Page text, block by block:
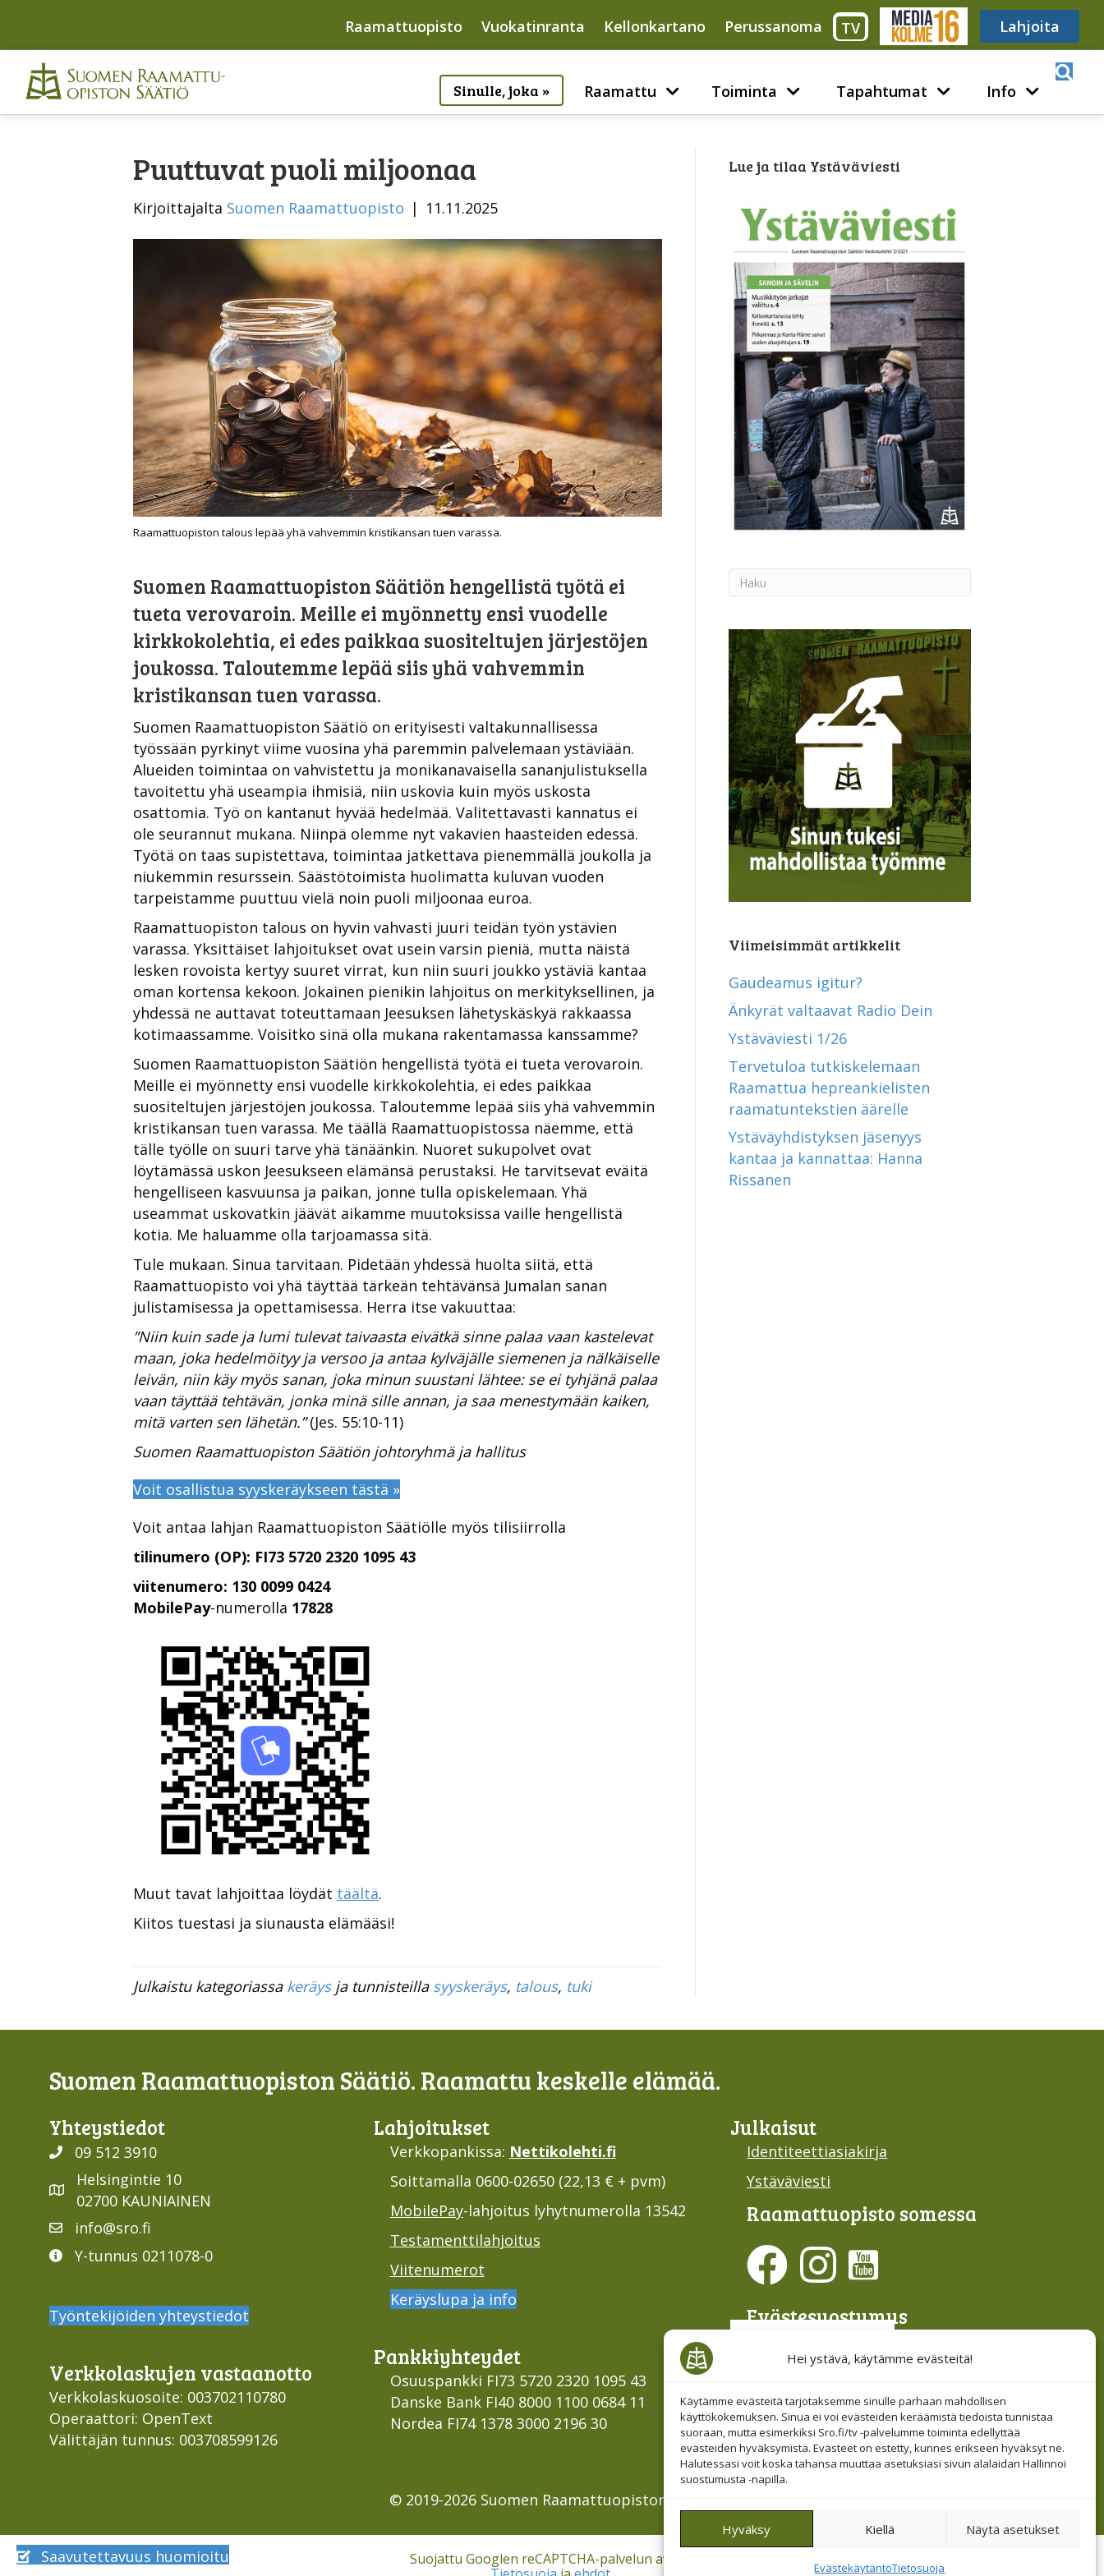
Hei ystävä, käytämme evästeitä!
Käytämme evästeitä tarjotaksemme sinulle parhaan mahdollisen
käyttökokemuksen. Sinua ei voi evästeiden keräämistä tiedoista tunnistaa
suoraan, mutta esimerkiksi Sro.fi/tv -palvelumme toiminta edellyttää
evästeiden hyväksymistä. Evästeet on estetty, kunnes erikseen hyväksyt ne.
Halutessasi voit koska tahansa muuttaa asetuksiasi sivun alalaidan Hallinnoi
suostumusta -napilla.
Hyväksy Kiellä Näytä asetukset
EvästekäytäntöTietosuoja
Raamattuopisto Vuokatinranta Kellonkartano Perussanoma TV Media316 Lahjoita
Sinulle, joka » Raamattu Toiminta Tapahtumat Info
Puuttuvat puoli miljoonaa
Kirjoittajalta Suomen Raamattuopisto | 11.11.2025
Raamattuopiston talous lepää yhä vahvemmin kristikansan tuen varassa.
Suomen Raamattuopiston Säätiön hengellistä työtä ei
tueta verovaroin. Meille ei myönnetty ensi vuodelle
kirkkokolehtia, ei edes paikkaa suositeltujen järjestöjen
joukossa. Taloutemme lepää siis yhä vahvemmin
kristikansan tuen varassa.
Suomen Raamattuopiston Säätiö on erityisesti valtakunnallisessa
työssään pyrkinyt viime vuosina yhä paremmin palvelemaan ystäviään.
Alueiden toimintaa on vahvistettu ja monikanavaisella sananjulistuksella
tavoitettu yhä useampia ihmisiä, niin uskovia kuin myös uskosta
osattomia. Työ on kantanut hyvää hedelmää. Valitettavasti kannatus ei
ole seurannut mukana. Niinpä olemme nyt vakavien haasteiden edessä.
Työtä on taas supistettava, toimintaa jatkettava pienemmällä joukolla ja
niukemmin resurssein. Säästötoimista huolimatta kuluvan vuoden
tarpeistamme puuttuu vielä noin puoli miljoonaa euroa.
Raamattuopiston talous on hyvin vahvasti juuri teidän työn ystävien
varassa. Yksittäiset lahjoitukset ovat usein varsin pieniä, mutta näistä
lesken rovoista kertyy suuret virrat, kun niin suuri joukko ystäviä kantaa
oman kortensa kekoon. Jokainen pienikin lahjoitus on merkityksellinen, ja
yhdessä ne auttavat toteuttamaan Jeesuksen lähetyskäskyä rakkaassa
kotimaassamme. Voisitko sinä olla mukana rakentamassa kanssamme?
Suomen Raamattuopiston Säätiön hengellistä työtä ei tueta verovaroin.
Meille ei myönnetty ensi vuodelle kirkkokolehtia, ei edes paikkaa
suositeltujen järjestöjen joukossa. Taloutemme lepää siis yhä vahvemmin
kristikansan tuen varassa. Me täällä Raamattuopistossa näemme, että
tälle työlle on suuri tarve yhä tänäänkin. Nuoret sukupolvet ovat
löytämässä uskon Jeesukseen elämänsä perustaksi. He tarvitsevat eväitä
hengelliseen kasvuunsa ja paikan, jonne tulla opiskelemaan. Yhä
useammat uskovatkin jäävät aikamme muutoksissa vaille hengellistä
kotia. Me haluamme olla tarjoamassa sitä.
Tule mukaan. Sinua tarvitaan. Pidetään yhdessä huolta siitä, että
Raamattuopisto voi yhä täyttää tärkeän tehtävänsä Jumalan sanan
julistamisessa ja opettamisessa. Herra itse vakuuttaa:
”Niin kuin sade ja lumi tulevat taivaasta eivätkä sinne palaa vaan kastelevat
maan, joka hedelmöityy ja versoo ja antaa kylväjälle siemenen ja nälkäiselle
leivän, niin käy myös sanan, joka minun suustani lähtee: se ei tyhjänä palaa
vaan täyttää tehtävän, jonka minä sille annan, ja saa menestymään kaiken,
mitä varten sen lähetän.”(Jes. 55:10-11)
Suomen Raamattuopiston Säätiön johtoryhmä ja hallitus
Voit osallistua syyskeräykseen tästä »
Voit antaa lahjan Raamattuopiston Säätiölle myös tilisiirrolla
tilinumero (OP): FI73 5720 2320 1095 43
viitenumero: 130 0099 0424
MobilePay-numerolla 17828
Muut tavat lahjoittaa löydät täältä.
Kiitos tuestasi ja siunausta elämääsi!
Julkaistu kategoriassa keräysja tunnisteilla syyskeräys, talous, tuki
Lue ja tilaa Ystäväviesti
Viimeisimmät artikkelit
Gaudeamus igitur?
Änkyrät valtaavat Radio Dein
Ystäväviesti 1/26
Tervetuloa tutkiskelemaan
Raamattua hepreankielisten
raamatuntekstien äärelle
Ystäväyhdistyksen jäsenyys
kantaa ja kannattaa: Hanna
Rissanen
Suomen Raamattuopiston Säätiö. Raamattu keskelle elämää.
Yhteys­tiedot
09 512 3910
Helsingintie 10
02700 KAUNIAINEN
info@sro.fi
Y-tunnus 0211078-0
Työntekijöiden yhteystiedot
Verkko­laskujen vastaan­otto
Verkkolaskuosoite: 003702110780
Operaattori: OpenText
Välittäjän tunnus: 003708599126
Lahjoi­tukset
Verkkopankissa: Nettikolehti.fi
Soittamalla 0600-02650 (22,13 € + pvm)
MobilePay-lahjoitus lyhytnumerolla 13542
Testamenttilahjoitus
Viitenumerot
Keräyslupa ja info
Pankki­yhteydet
Osuuspankki FI73 5720 2320 1095 43
Danske Bank FI40 8000 1100 0684 11
Nordea FI74 1378 3000 2196 30
Julkaisut
Identiteettiasiakirja
Ystäväviesti
Raamattu­opisto somessa
Evästesuostumus
Etsi sivuiltamme
© 2019-2026 Suomen Raamattuopiston Säätiö
Saavutettavuus huomioitu
Suojattu Googlen reCAPTCHA-palvelun avulla.